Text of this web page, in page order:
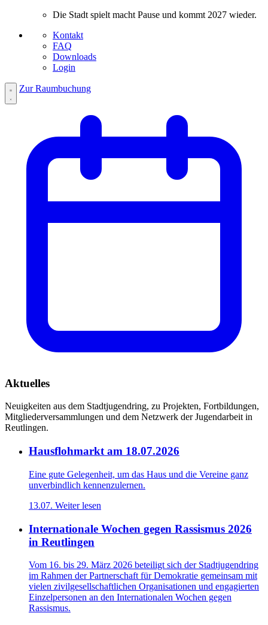
Die Stadt spielt macht Pause und kommt 2027 wieder.
Kontakt
FAQ
Downloads
Login
Zur Raumbuchung
Aktuelles
Neuigkeiten aus dem Stadtjugendring, zu Projekten, Fortbildungen,
Mitgliederversammlungen und dem Netzwerk der Jugendarbeit in
Reutlingen.
Hausflohmarkt am 18.07.2026
Eine gute Gelegenheit, um das Haus und die Vereine ganz
unverbindlich kennenzulernen.
13.07. Weiter lesen
Internationale Wochen gegen Rassismus 2026
in Reutlingen
Vom 16. bis 29. März 2026 beteiligt sich der Stadtjugendring
im Rahmen der Partnerschaft für Demokratie gemeinsam mit
vielen zivilgesellschaftlichen Organisationen und engagierten
Einzelpersonen an den Internationalen Wochen gegen
Rassismus.